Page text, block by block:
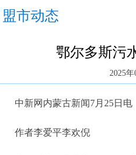
盟市动态
鄂尔多斯污
2025
中新网内蒙古新闻7月25日电
作者李爱平李欢倪